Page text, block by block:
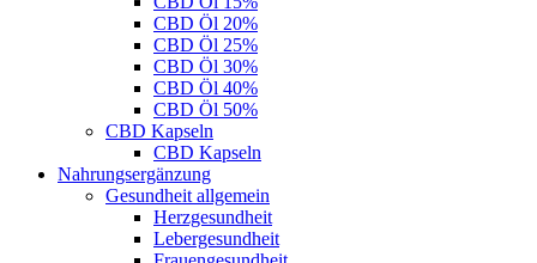
CBD Öl 20%
CBD Öl 25%
CBD Öl 30%
CBD Öl 40%
CBD Öl 50%
CBD Kapseln
CBD Kapseln
Nahrungsergänzung
Gesundheit allgemein
Herzgesundheit
Lebergesundheit